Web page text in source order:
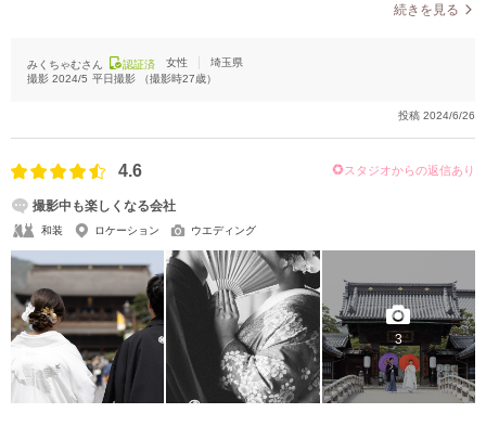
続きを見る
みくちゃむさん 認証済 女性
埼玉県
撮影 2024/5 平日撮影 （撮影時27歳）
投稿 2024/6/26
4.6 スタジオからの返信あり
撮影中も楽しくなる会社
和装 ロケーション ウエディング
3